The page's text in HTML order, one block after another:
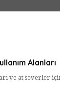
Alanları
ve at severler